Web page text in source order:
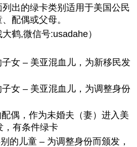
出的绿卡类别适用于美国公民
配偶或父母。
鹤,微信号:usadahe）
女 – 美亚混血儿，为新移民发
女 – 美亚混血儿，为调整身份
偶，作为未婚夫（妻）进入美
，有条件绿卡
的儿童 – 为调整身份而颁发，